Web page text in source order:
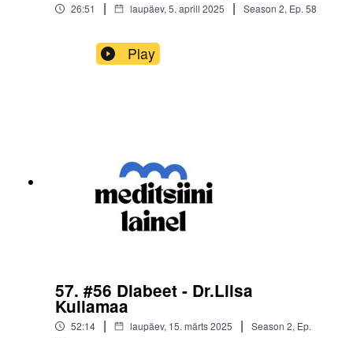
26:51 | laupäev, 5. aprill 2025 | Season 2, Ep. 58
Play
57. #56 Diabeet - Dr.Liisa
Kullamaa
52:14 | laupäev, 15. märts 2025 | Season 2, Ep.